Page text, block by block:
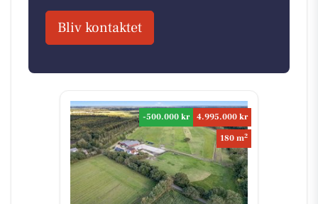
Bliv kontaktet
-500.000 kr
4.995.000 kr
180 m2